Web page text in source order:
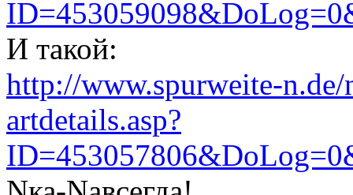
И такой:
http://www.spurweite-
artdetails.asp?